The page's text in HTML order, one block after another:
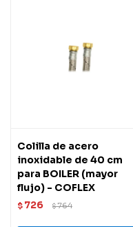
Colilla de acero
inoxidable de 40 cm
para BOILER (mayor
flujo) - COFLEX
$ 726 $764